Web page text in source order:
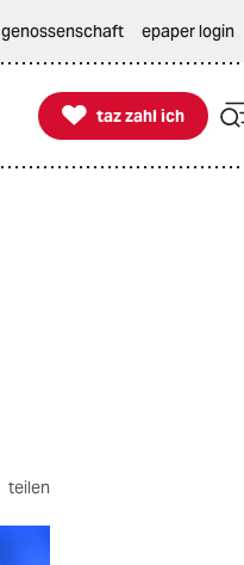
genossenschaft epaper login

taz zahl ich
taz zahl ich
teilen